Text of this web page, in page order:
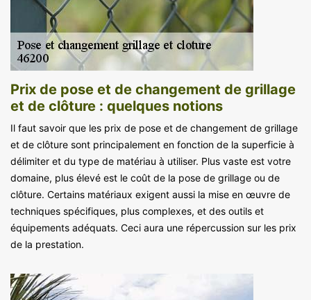
Prix de pose et de changement de grillage
et de clôture : quelques notions
Il faut savoir que les prix de pose et de changement de grillage
et de clôture sont principalement en fonction de la superficie à
délimiter et du type de matériau à utiliser. Plus vaste est votre
domaine, plus élevé est le coût de la pose de grillage ou de
clôture. Certains matériaux exigent aussi la mise en œuvre de
techniques spécifiques, plus complexes, et des outils et
équipements adéquats. Ceci aura une répercussion sur les prix
de la prestation.